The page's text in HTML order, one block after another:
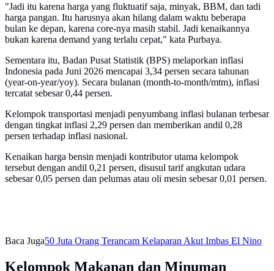
"Jadi itu karena harga yang fluktuatif saja, minyak, BBM, dan tadi
harga pangan. Itu harusnya akan hilang dalam waktu beberapa
bulan ke depan, karena core-nya masih stabil. Jadi kenaikannya
bukan karena demand yang terlalu cepat," kata Purbaya.
Sementara itu, Badan Pusat Statistik (BPS) melaporkan inflasi
Indonesia pada Juni 2026 mencapai 3,34 persen secara tahunan
(year-on-year/yoy). Secara bulanan (month-to-month/mtm), inflasi
tercatat sebesar 0,44 persen.
Kelompok transportasi menjadi penyumbang inflasi bulanan terbesar
dengan tingkat inflasi 2,29 persen dan memberikan andil 0,28
persen terhadap inflasi nasional.
Kenaikan harga bensin menjadi kontributor utama kelompok
tersebut dengan andil 0,21 persen, disusul tarif angkutan udara
sebesar 0,05 persen dan pelumas atau oli mesin sebesar 0,01 persen.
Baca Juga50 Juta Orang Terancam Kelaparan Akut Imbas El Nino
Kelompok Makanan dan Minuman